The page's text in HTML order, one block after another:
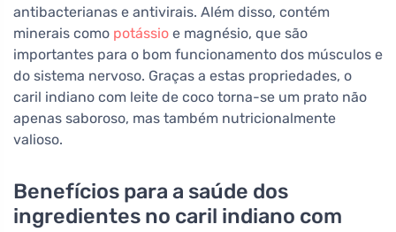
antibacterianas e antivirais. Além disso, contém
minerais como potássio e magnésio, que são
importantes para o bom funcionamento dos músculos e
do sistema nervoso. Graças a estas propriedades, o
caril indiano com leite de coco torna-se um prato não
apenas saboroso, mas também nutricionalmente
valioso.
Benefícios para a saúde dos
ingredientes no caril indiano com